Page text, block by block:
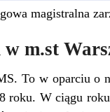
magistralna
m.st
To w oparciu o
roku. W ciągu